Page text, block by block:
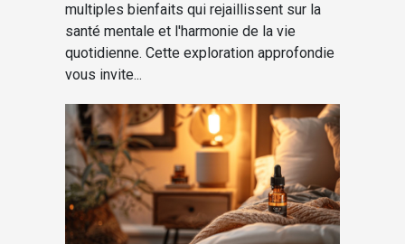
multiples bienfaits qui rejaillissent sur la
santé mentale et l'harmonie de la vie
quotidienne. Cette exploration approfondie
vous invite...